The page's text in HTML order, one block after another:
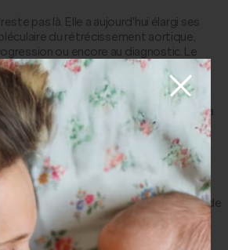
pas là. Elle a aujourd'hui élargi ses
du rétrécissement aortique,
ou encore au diagnostic. Le
mène une recherche fondamentale et
le protocole de prise en charge et le
tous les patients. Enfin le Pr
sur tous les fronts, se consacre aussi à
l'international et à sensibiliser le grand
d'études médicales à Paris, Hélène
en cardiologie en 1986 au CHU de
de recherche postdoctorale aux États-
clinique à la Faculté de médecine de